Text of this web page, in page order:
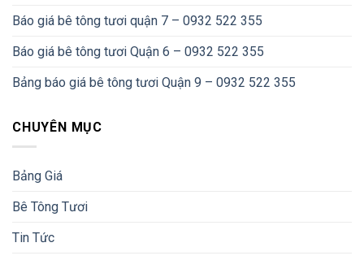
Báo giá bê tông tươi quận 7 – 0932 522 355
Báo giá bê tông tươi Quận 6 – 0932 522 355
Bảng báo giá bê tông tươi Quận 9 – 0932 522 355
CHUYÊN MỤC
Bảng Giá
Bê Tông Tươi
Tin Tức